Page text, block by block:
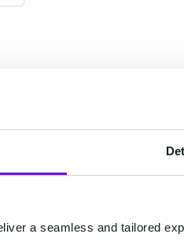
a seamless and tailored
SERVICE